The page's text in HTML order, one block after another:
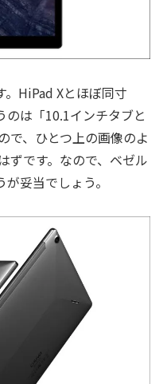
HiPad Xとほぼ同寸
は「10.1インチタブと
で、ひとつ上の画像のよ
ずです。なので、ベゼル
妥当でしょう。